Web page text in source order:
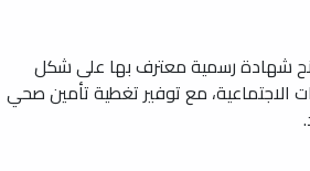
لمدة 12 شهراً كاملة. يشمل البرنامج منح شهادة رسمية معترف بها على شكل
الاجتماعية، مع توفير تغطية تأمين صحي